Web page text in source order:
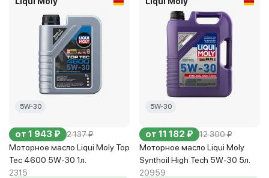
5W-30
от 1 943 ₽ 2 137 ₽
Моторное масло Liqui Moly Top
Tec 4600 5W-30 1л.
2315
5W-30
от 11 182 ₽ 12 300 ₽
Моторное масло Liqui Moly
Synthoil High Tech 5W-30 5л.
20959